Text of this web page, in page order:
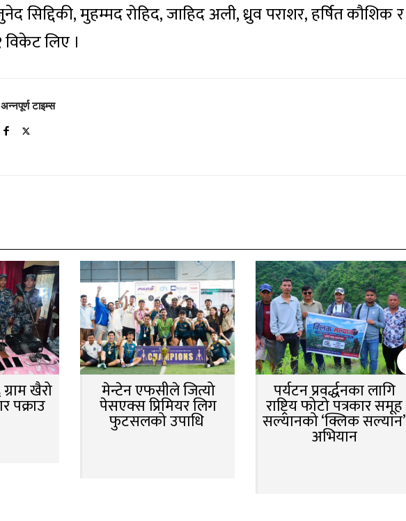
सिद्दिकी, मुहम्मद रोहिद, जाहिद अली, ध्रुव पराशर, हर्षित कौशिक र
लिए ।
अन्नपूर्ण टाइम्स
खैरो
पक्राउ
मेन्टेन एफसीले जित्यो
पेसएक्स प्रिमियर लिग
फुटसलको उपाधि
पर्यटन प्रवर्द्धनका लागि
राष्ट्रिय फोटो पत्रकार समूह
सल्यानको ‘क्लिक सल्यान’
अभियान